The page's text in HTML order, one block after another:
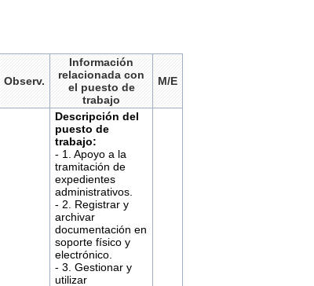
Observ.
Información
relacionada con
el puesto de
trabajo
M/E
Descripción del
puesto de
trabajo:
- 1. Apoyo a la
tramitación de
expedientes
administrativos.
- 2. Registrar y
archivar
documentación en
soporte físico y
electrónico.
- 3. Gestionar y
utilizar